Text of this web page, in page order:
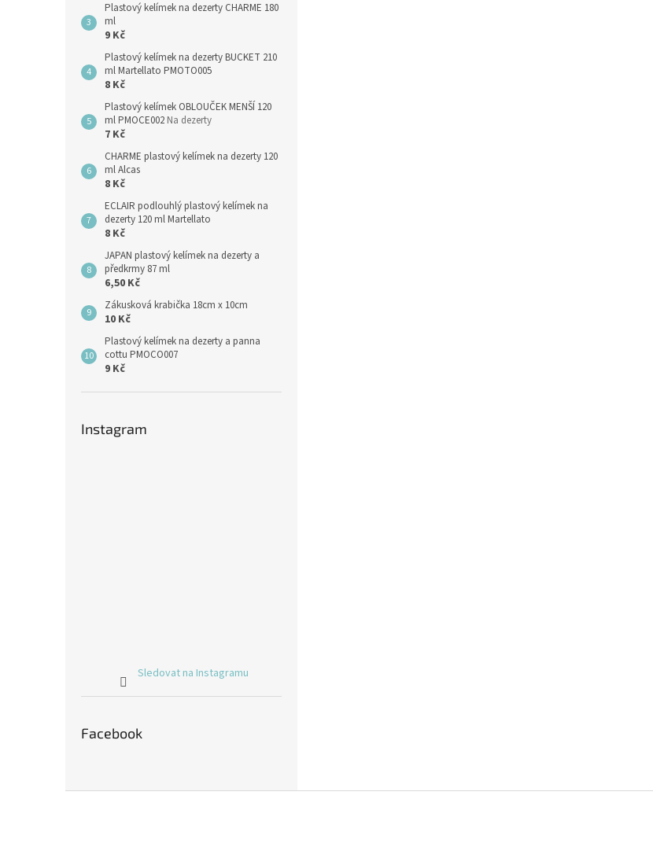
Plastový kelímek na dezerty CHARME 180
ml
9 Kč
Plastový kelímek na dezerty BUCKET 210
ml Martellato PMOTO005
8 Kč
Plastový kelímek OBLOUČEK MENŠÍ 120
ml PMOCE002 Na dezerty
7 Kč
CHARME plastový kelímek na dezerty 120
ml Alcas
8 Kč
ECLAIR podlouhlý plastový kelímek na
dezerty 120 ml Martellato
8 Kč
JAPAN plastový kelímek na dezerty a
předkrmy 87 ml
6,50 Kč
Zákusková krabička 18cm x 10cm
10 Kč
Plastový kelímek na dezerty a panna
cottu PMOCO007
9 Kč
Instagram
Sledovat na Instagramu
Facebook